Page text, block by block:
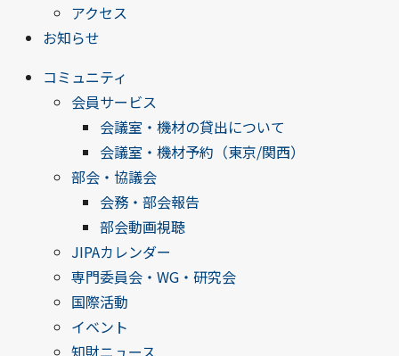
アクセス
お知らせ
コミュニティ
会員サービス
会議室・機材の貸出について
会議室・機材予約（東京/関西）
部会・協議会
会務・部会報告
部会動画視聴
JIPAカレンダー
専門委員会・WG・研究会
国際活動
イベント
知財ニュース